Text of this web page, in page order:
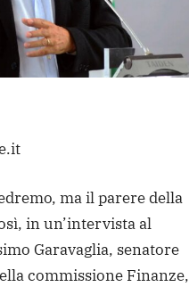
ma il parere della
in un’intervista al
Garavaglia, senatore
commissione Finanze,